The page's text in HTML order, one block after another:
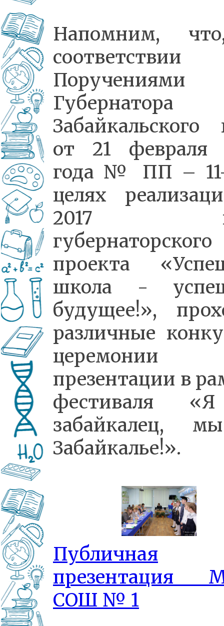
Напомним,
Поручениями
Губернатора
Забайкальского
от 21 февраля
года № ПП –
целях
2017
губернаторского
проекта
школа -
будущее!»,
различные
презентации в
фестиваля
забайкалец,
Забайкалье!».
Публичная
презентация
СОШ № 1